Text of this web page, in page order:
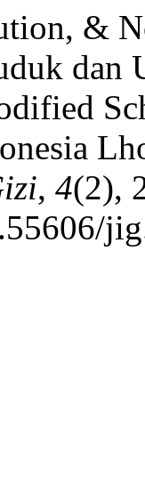
&
dan
, 4(2),